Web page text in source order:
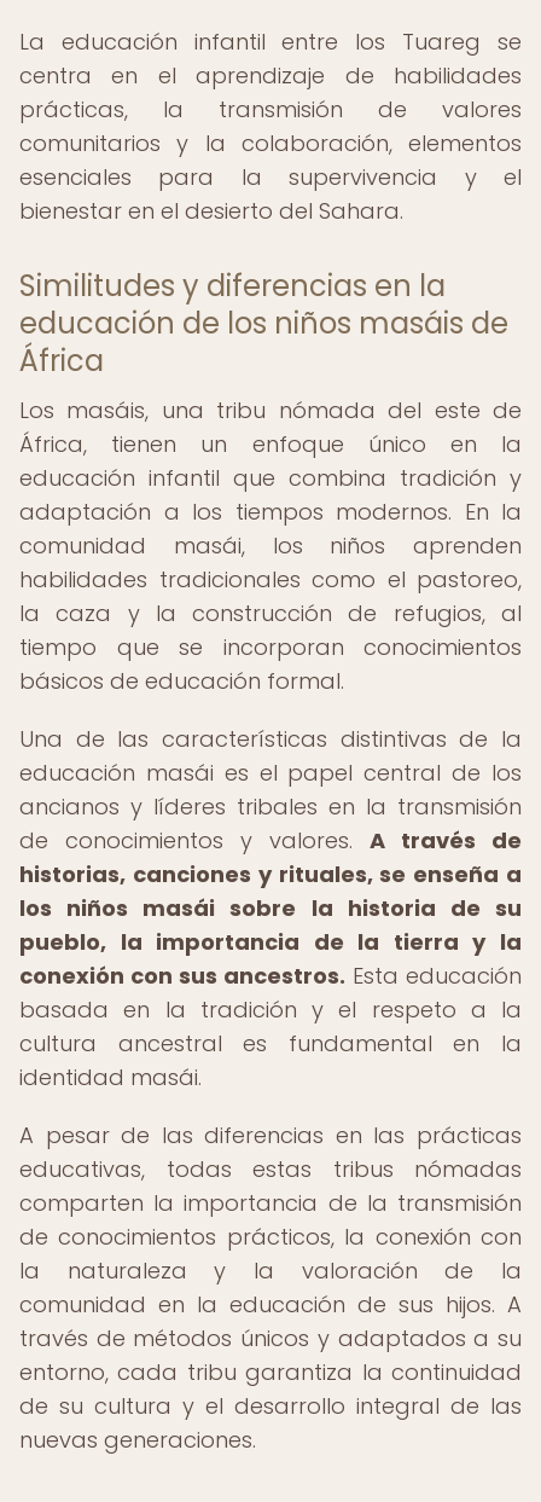
La educación infantil entre los Tuareg se
centra en el aprendizaje de habilidades
prácticas, la transmisión de valores
comunitarios y la colaboración, elementos
esenciales para la supervivencia y el
bienestar en el desierto del Sahara.
Similitudes y diferencias en la
educación de los niños masáis de
África
Los masáis, una tribu nómada del este de
África, tienen un enfoque único en la
educación infantil que combina tradición y
adaptación a los tiempos modernos. En la
comunidad masái, los niños aprenden
habilidades tradicionales como el pastoreo,
la caza y la construcción de refugios, al
tiempo que se incorporan conocimientos
básicos de educación formal.
Una de las características distintivas de la
educación masái es el papel central de los
ancianos y líderes tribales en la transmisión
de conocimientos y valores. A través de
historias, canciones y rituales, se enseña a
los niños masái sobre la historia de su
pueblo, la importancia de la tierra y la
conexión con sus ancestros. Esta educación
basada en la tradición y el respeto a la
cultura ancestral es fundamental en la
identidad masái.
A pesar de las diferencias en las prácticas
educativas, todas estas tribus nómadas
comparten la importancia de la transmisión
de conocimientos prácticos, la conexión con
la naturaleza y la valoración de la
comunidad en la educación de sus hijos. A
través de métodos únicos y adaptados a su
entorno, cada tribu garantiza la continuidad
de su cultura y el desarrollo integral de las
nuevas generaciones.